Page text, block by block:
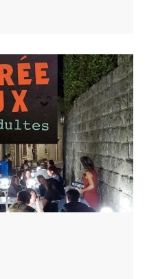
ambiance,
ados-adultes animé
à jeux.